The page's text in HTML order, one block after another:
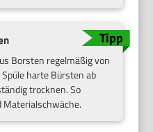
Borsten regelmäßig von
harte Bürsten ab
trocknen. So